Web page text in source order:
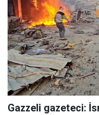
Gazzeli gazeteci: